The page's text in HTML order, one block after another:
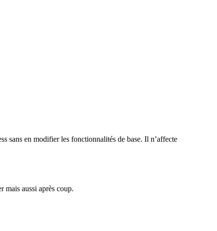
sans en modifier les fonctionnalités de base. Il n’affecte
mais aussi après coup.